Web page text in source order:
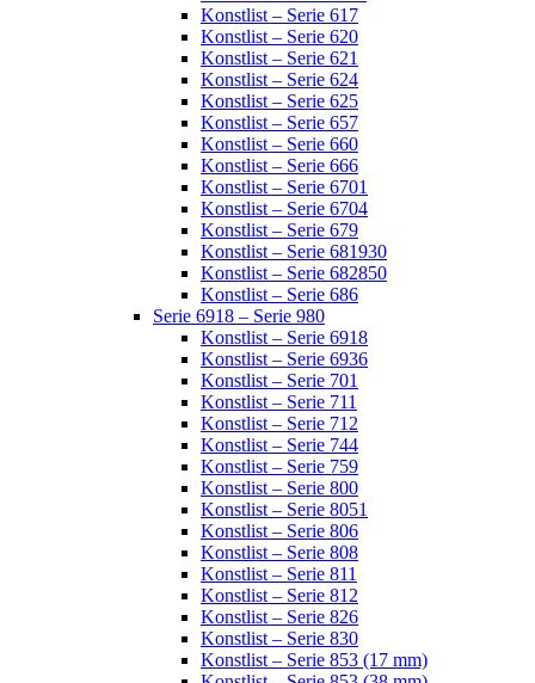
Konstlist – Serie 617
Konstlist – Serie 620
Konstlist – Serie 621
Konstlist – Serie 624
Konstlist – Serie 625
Konstlist – Serie 657
Konstlist – Serie 660
Konstlist – Serie 666
Konstlist – Serie 6701
Konstlist – Serie 6704
Konstlist – Serie 679
Konstlist – Serie 681930
Konstlist – Serie 682850
Konstlist – Serie 686
Serie 6918 – Serie 980
Konstlist – Serie 6918
Konstlist – Serie 6936
Konstlist – Serie 701
Konstlist – Serie 711
Konstlist – Serie 712
Konstlist – Serie 744
Konstlist – Serie 759
Konstlist – Serie 800
Konstlist – Serie 8051
Konstlist – Serie 806
Konstlist – Serie 808
Konstlist – Serie 811
Konstlist – Serie 812
Konstlist – Serie 826
Konstlist – Serie 830
Konstlist – Serie 853 (17 mm)